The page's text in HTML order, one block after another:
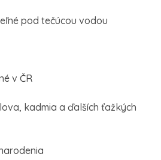
pod tečúcou vodou
v ČR
kadmia a ďalších ťažkých